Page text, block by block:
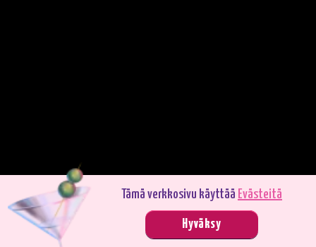
Pelaa demotilassa. Oikealla rahalla pelaaminen on jännittävämpää.
Tämä verkkosivu käyttää Evästeitä
Hyväksy